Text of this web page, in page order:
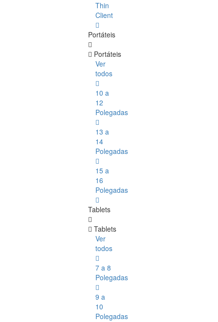
Thin
Client
Portáteis
Portáteis
Ver
todos
10 a
12
Polegadas
13 a
14
Polegadas
15 a
16
Polegadas
Tablets
Tablets
Ver
todos
7 a 8
Polegadas
9 a
10
Polegadas